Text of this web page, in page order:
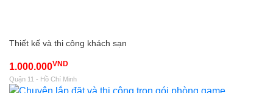
Thiết kế và thi công khách sạn
1.000.000VND
Quận 11 - Hồ Chí Minh